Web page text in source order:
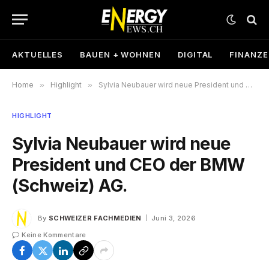
AKTUELLES BAUEN + WOHNEN DIGITAL
Home » Highlight » Sylvia Neubauer wird neue President und CEO der BMW (Schweiz) AG.
HIGHLIGHT
Sylvia Neubauer wird neue
President und CEO der BMW
(Schweiz) AG.
By SCHWEIZER FACHMEDIEN
Juni 3, 2026
Keine Kommentare